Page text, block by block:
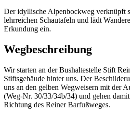
Der idyllische Alpenbockweg verknüpft
lehrreichen Schautafeln und lädt
Erkundung ein.
Wegbeschreibung
Wir starten an der Bushaltestelle Stift
Stiftsgebäude hinter uns. Der
uns an den gelben Wegweisern mit der
(Weg-Nr. 30/33/34b/34) und gehen
Richtung des Reiner Barfußweges.